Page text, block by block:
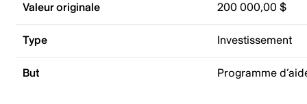
Valeur originale 200 000,00 $
Type Investissement
But Programme